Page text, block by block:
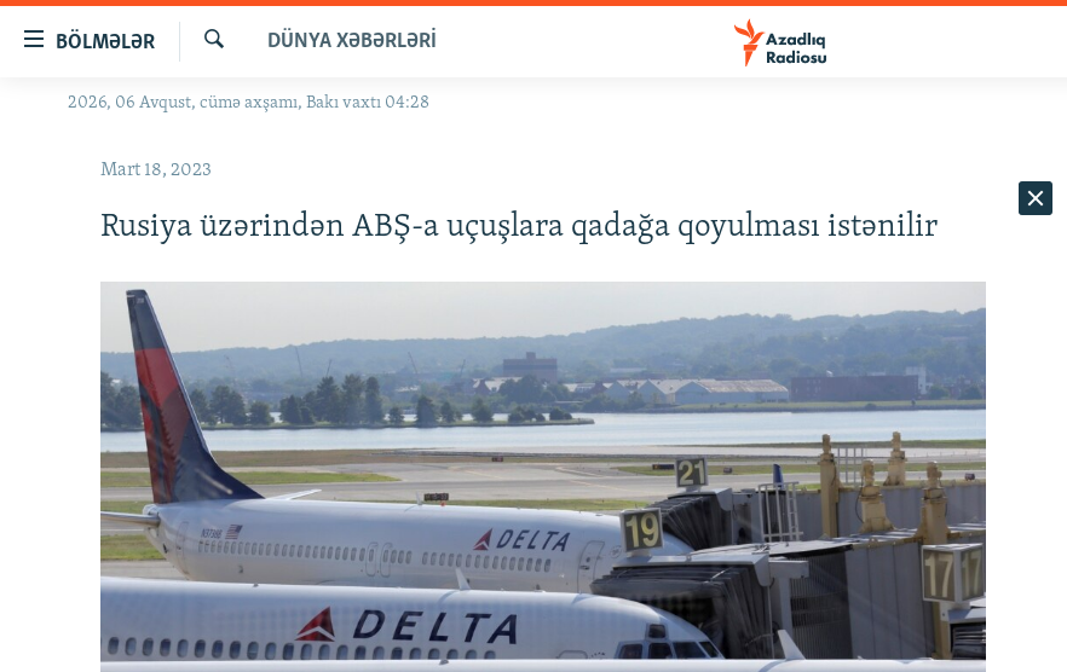
naviqasiyaya
BÖLMƏLƏR
GÜNDƏM
#ƏSLINDƏ
FƏRQƏ BAX
QANUNI DOĞRU
ARAŞDIRMA
MULTIMEDIA
FOTOQALEREYA
İNFOQRAFIKA
KARIKATURA
RADIO ARXIV
OXU ZALI
AZƏRBAYCAN ƏDƏBIYYATI KITABXANASI
İSLAM VƏ DEMOKRATIYA
HAQQIMIZDA
MISSIYAMIZ
PEŞƏ ETIKASI VƏ JURNALISTIKA
MATERIALLARIMIZDAN ISTIFADƏ
Axtar
DÜNYA XƏBƏRLƏRI
2026, 06 Avqust, cümə axşamı, Bakı vaxtı 04:28
Mart 18, 2023
Rusiya üzərindən ABŞ-a uçuşlara qadağa qoyulması istənilir